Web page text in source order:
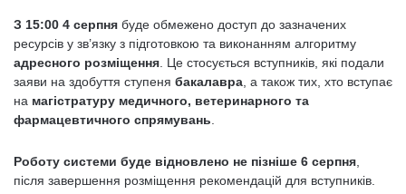
З 15:00 4 серпня буде обмежено доступ до зазначених
ресурсів у зв’язку з підготовкою та виконанням алгоритму
адресного розміщення . Це стосується вступників, які подали
заяви на здобуття ступеня бакалавра , а також тих, хто вступає
на магістратуру медичного, ветеринарного та
фармацевтичного спрямувань
Роботу системи буде відновлено не пізніше 6 серпня
після завершення розміщення рекомендацій для вступників.